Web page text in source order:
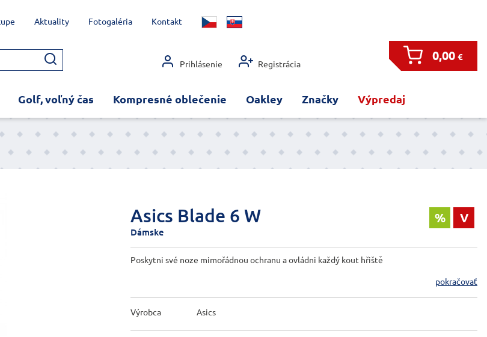
Prihlásenie Registrácia
0,00€
Golf, voľný čas Kompresné oblečenie Oakley Značky Výpredaj
Aktuality Fotogaléria Kontakt
Asics Blade 6 W % V
Dámske
Poskytni své noze mimořádnou ochranu a ovládni každý kout hřiště
pokračovať
Výrobca Asics